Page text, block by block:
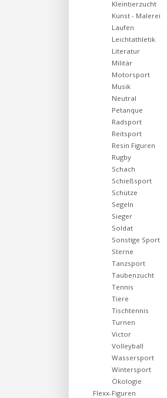
Kleintierzucht
Kunst - Malerei
Laufen
Leichtathletik
Literatur
Militär
Motorsport
Musik
Neutral
Petanque
Radsport
Reitsport
Resin Figuren
Rugby
Schach
Schießsport
Schütze
Segeln
Sieger
Soldat
Sonstige Sport
Sterne
Tanzsport
Taubenzucht
Tennis
Tiere
Tischtennis
Turnen
Victor
Volleyball
Wassersport
Wintersport
Ökologie
Flexx-Figuren